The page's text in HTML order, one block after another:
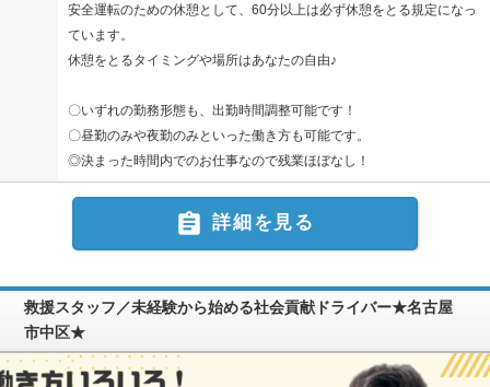
安全運転のための休憩として、60分以上は必ず休憩をとる規定になっ
ています。
休憩をとるタイミングや場所はあなたの自由♪
〇いずれの勤務形態も、出勤時間調整可能です！
〇昼勤のみや夜勤のみといった働き方も可能です。
◎決まった時間内でのお仕事なので残業ほぼなし！
 詳細を見る
救援スタッフ／未経験から始める社会貢献ドライバー★名古屋
市中区★